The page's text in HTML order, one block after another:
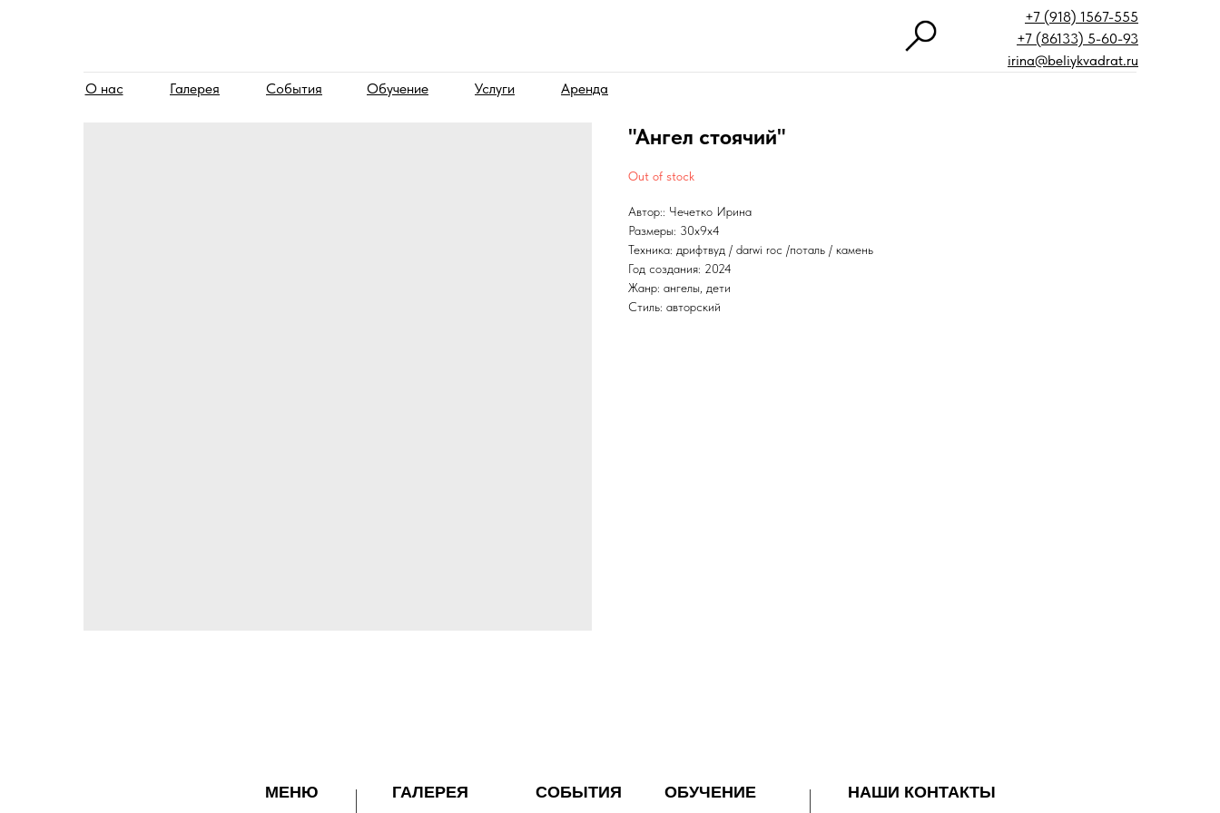
О нас События
Галерея Обучение
+7 (918) 1567-555
Услуги Аренда
+7 (86133) 5-60-93
irina@beliykvadrat.ru
"Ангел стоячий"
Out of stock
Автор:: Чечетко Ирина
Размеры: 30х9х4
Техника: дрифтвуд / darwi roc /поталь / камень
Год создания: 2024
Жанр: ангелы, дети
Стиль: авторский
СОБЫТИЯ ОБУЧЕНИЕ
МЕНЮ ГАЛЕРЕЯ НАШИ КОНТАКТЫ